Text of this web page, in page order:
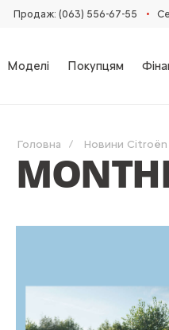
Продаж: (063) 556-67-55 •
Моделі Покупцям
Головна Новини Citroën